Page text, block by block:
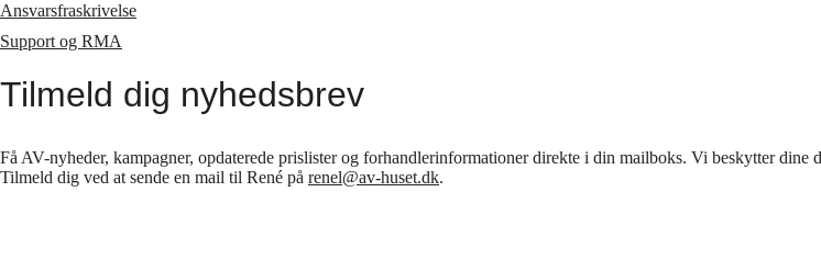
Ansvarsfraskrivelse
Support og RMA
Tilmeld dig nyhedsbrev
Få AV-nyheder, kampagner, opdaterede prislister og forhandlerinformationer direkte i din mailboks. Vi beskytter dine
Tilmeld dig ved at sende en mail til René på renel@av-huset.dk.